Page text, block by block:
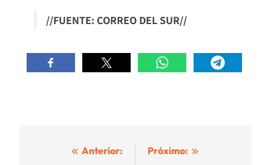
//FUENTE: CORREO DEL SUR//
Navegación
Anterior:
Próximo: